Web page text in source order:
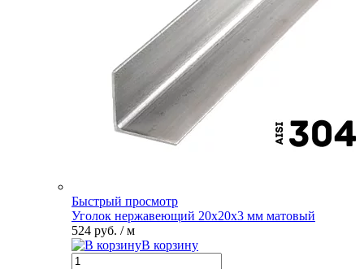
Быстрый просмотр
Уголок нержавеющий 20х20х3 мм матовый
524 руб. / м
В корзину